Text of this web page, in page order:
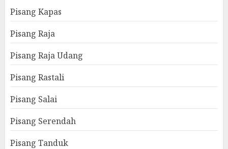
Pisang Kapas
Pisang Raja
Pisang Raja Udang
Pisang Rastali
Pisang Salai
Pisang Serendah
Pisang Tanduk